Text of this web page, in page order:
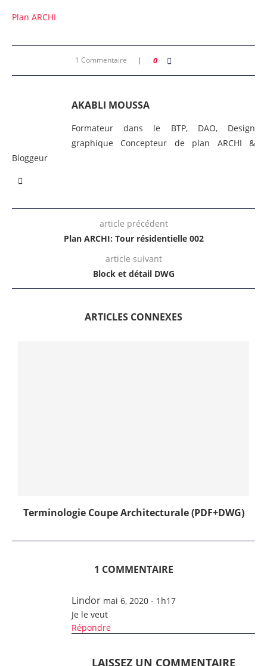
Plan ARCHI
1 Commentaire 0
AKABLI MOUSSA
Formateur dans le BTP, DAO, Design
graphique Concepteur de plan ARCHI &
Bloggeur
article précédent
Plan ARCHI: Tour résidentielle 002
article suivant
Block et détail DWG
ARTICLES CONNEXES
Terminologie Coupe Architecturale (PDF+DWG)
1 COMMENTAIRE
Lindor mai 6, 2020 - 1h17
Je le veut
Répondre
LAISSEZ UN COMMENTAIRE